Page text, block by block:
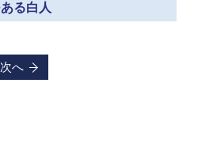
る白人
次へ